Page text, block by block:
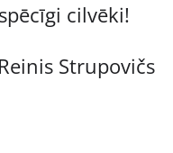
cilvēki!
Strupovičs